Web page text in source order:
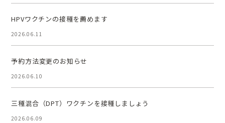
HPVワクチンの接種を薦めます
2026.06.11
予約方法変更のお知らせ
2026.06.10
三種混合（DPT）ワクチンを接種しましょう
2026.06.09